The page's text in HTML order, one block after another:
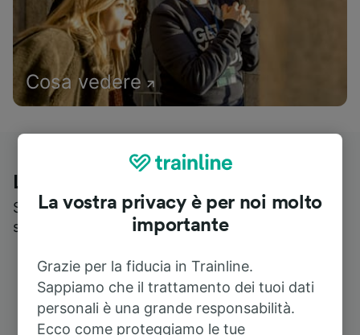
Cosa vedere
Le recensioni dei nostri viaggiatori
Scopri cosa pensa realmente chi utilizza i nostri
servizi
La vostra privacy è per noi molto
importante
Grazie per la fiducia in Trainline.
Sappiamo che il trattamento dei tuoi dati
personali è una grande responsabilità.
Ecco come proteggiamo le tue